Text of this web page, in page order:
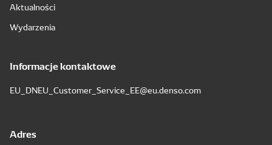
Aktualności
Wydarzenia
Informacje kontaktowe
EU_DNEU_Customer_Service_EE@eu.denso.com
Adres